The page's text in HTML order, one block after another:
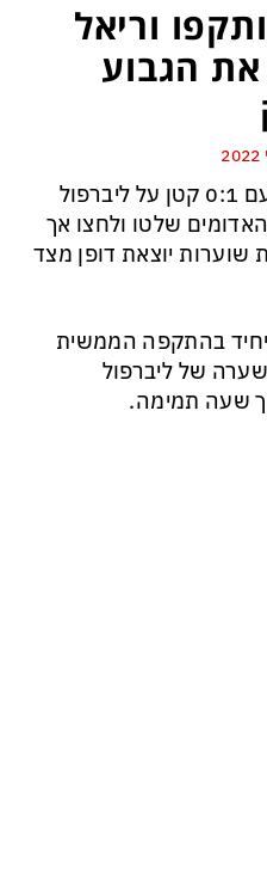
האיום המגוחכים שלא מזיזים לטהרן
ההרתעה המרכזי של המשטר האיראני
״כיפה אדומה״ לנתניהו בנושא עזה
וריאל
הגבוע
ריאל מדריד אלופת אירופה עם 0:1 קטן על ליברפול
שלטו ולחצו אך
יוצאת דופן מצד
בהתקפה הממשית
של ליברפול
שעה תמימה.